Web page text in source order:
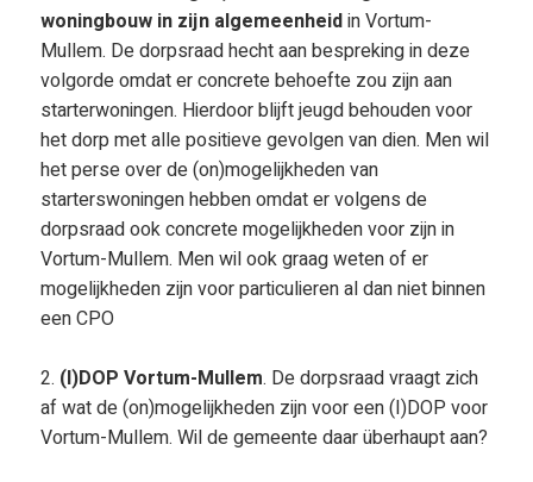
woningbouw in zijn algemeenheidin Vortum-
Mullem. De dorpsraad hecht aan bespreking in deze
volgorde omdat er concrete behoefte zou zijn aan
starterwoningen. Hierdoor blijft jeugd behouden voor
het dorp met alle positieve gevolgen van dien. Men wil
het perse over de (on)mogelijkheden van
starterswoningen hebben omdat er volgens de
dorpsraad ook concrete mogelijkheden voor zijn in
Vortum-Mullem. Men wil ook graag weten of er
mogelijkheden zijn voor particulieren al dan niet binnen
een CPO
2. (I)DOP Vortum-Mullem. De dorpsraad vraagt zich
af wat de (on)mogelijkheden zijn voor een (I)DOP voor
Vortum-Mullem. Wil de gemeente daar überhaupt aan?